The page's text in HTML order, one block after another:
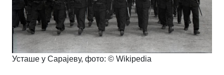
Усташе у Сарајеву, фото: © Wikipedia